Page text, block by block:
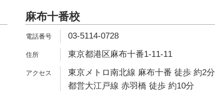
麻布十番校
03-5114-0728
東京都港区麻布十番1-11-11
東京メトロ南北線 麻布十番 徒歩 約2分
都営大江戸線 赤羽橋 徒歩 約10分